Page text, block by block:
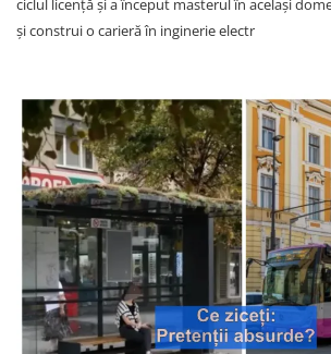
ciclul licență și a început masterul în același
și construi o carieră în inginerie electr